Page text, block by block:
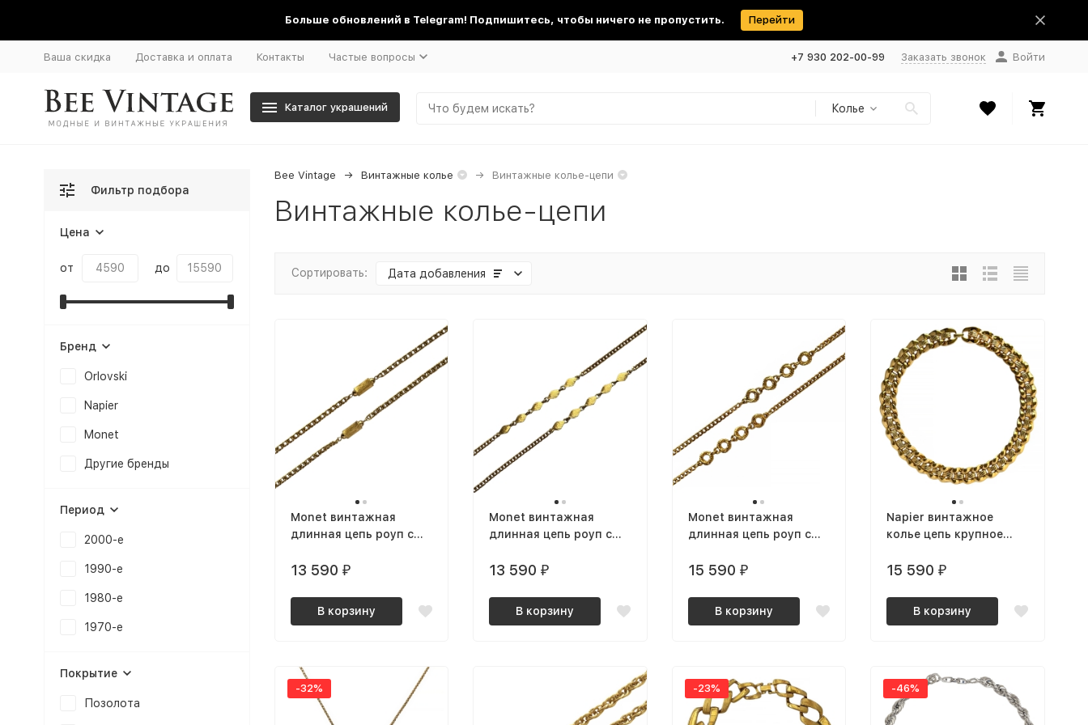
Больше обновлений в Telegram! Подпишитесь, чтобы ничего не пропустить. Перейти
Ваша скидка Доставка и оплата Контакты Частые вопросы +7 930 202-00-99 Заказать звонок Войти
Каталог украшений Колье
Bee Vintage Винтажные колье Винтажные колье-цепи
Винтажные колье-цепи
Сортировать: Дата добавления
Monet винтажная
длинная цепь роуп с
позолоченная
13 590 ₽
В корзину
Monet винтажная
длинная цепь роуп с
позолоченная
13 590 ₽
В корзину
Monet винтажная
длинная цепь роуп с
позолоченная
15 590 ₽
В корзину
Napier винтажное
колье цепь крупное
15 590 ₽
В корзину
-32% -23% -46%
Фильтр подбора
Цена
от до
Бренд
Orlovski
Napier
Monet
Другие бренды
Период
2000-е
1990-е
1980-е
1970-е
Покрытие
Позолота